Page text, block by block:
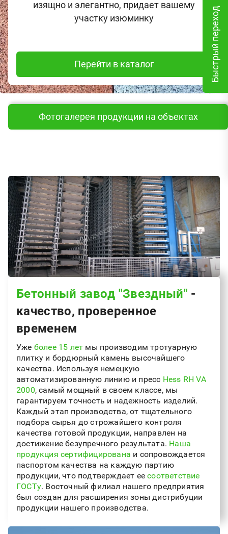
Быстрый переход
изящно и элегантно, придает вашему
участку изюминку
Перейти в каталог
Фотогалерея продукции на объектах
Бетонный завод "Звездный" -
качество, проверенное
временем
Уже более 15 лет мы производим тротуарную
плитку и бордюрный камень высочайшего
качества. Используя немецкую
автоматизированную линию и пресс Hess RH VA
2000, самый мощный в своем классе, мы
гарантируем точность и надежность изделий.
Каждый этап производства, от тщательного
подбора сырья до строжайшего контроля
качества готовой продукции, направлен на
достижение безупречного результата. Наша
продукция сертифицирована и сопровождается
паспортом качества на каждую партию
продукции, что подтверждает еесоответствие
ГОСТу. Восточный филиал нашего предприятия
был создан для расширения зоны дистрибуции
продукции нашего производства.